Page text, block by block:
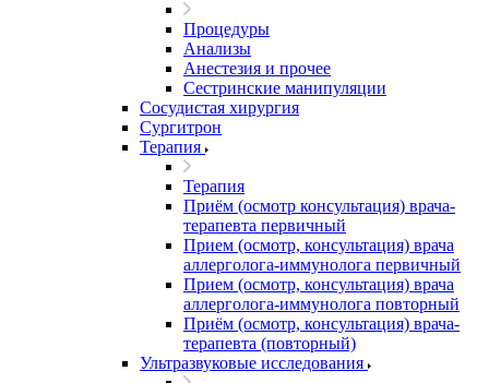
Процедуры
Анализы
Анестезия и прочее
Сестринские манипуляции
Сосудистая хирургия
Сургитрон
Терапия
Терапия
Приём (осмотр консультация) врача-
терапевта первичный
Прием (осмотр, консультация) врача
аллерголога-иммунолога первичный
Прием (осмотр, консультация) врача
аллерголога-иммунолога повторный
Приём (осмотр, консультация) врача-
терапевта (повторный)
Ультразвуковые исследования